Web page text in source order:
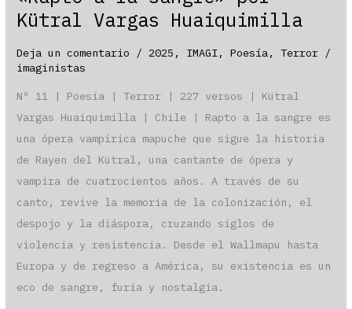
Kütral Vargas Huaiquimilla
Deja un comentario / 2025 , IMAGI,Poesía ,Terror /
imaginistas
Nº 11 | Poesía | Terror | 227 versos | Kütral
Vargas Huaiquimilla | Chile | Rapto a la sangre es
una ópera vampírica mapuche que sigue la historia
de Rayen del Kütral, una cantante de ópera y
vampira de cuatrocientos años. A través de su
canto, revive la memoria de la colonización, el
despojo y la diáspora, cruzando siglos de
violencia y resistencia. Desde el Wallmapu hasta
Europa y de regreso a América, su existencia es un
eco de sangre, furia y nostalgia.